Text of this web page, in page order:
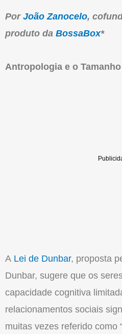
PorJoão Zanocelo,
produto da BossaBox*
Antropologia e o
A Lei de Dunbar, proposta
Dunbar, sugere que os
capacidade cognitiva
relacionamentos sociais
muitas vezes referido como